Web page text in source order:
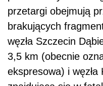
przetargi obejmują
brakujących
węzła Szczecin
3,5 km (obecnie
ekspresowa) i